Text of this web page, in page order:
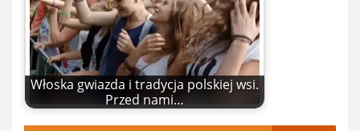
Włoska gwiazda i tradycja polskiej wsi.
Przed nami…